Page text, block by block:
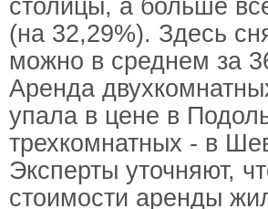
столицы, а больше
(на 32,29%). Здесь
можно в среднем за
Аренда
упала в цене в
трехкомнатных - в
Эксперты уточняют,
стоимости аренды